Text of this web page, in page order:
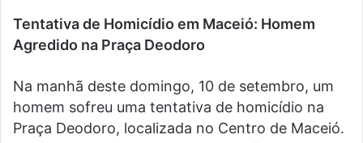
Tentativa de Homicídio em Maceió: Homem
Agredido na Praça Deodoro
Na manhã deste domingo, 10 de setembro, um
homem sofreu uma tentativa de homicídio na
Praça Deodoro, localizada no Centro de Maceió.